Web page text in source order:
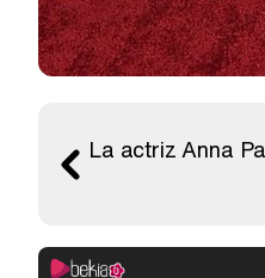
La actriz Anna